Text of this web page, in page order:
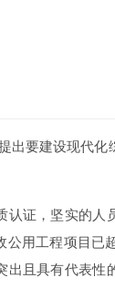
出要建设现代化
认证，坚实的人
公用工程项目已
且具有代表性